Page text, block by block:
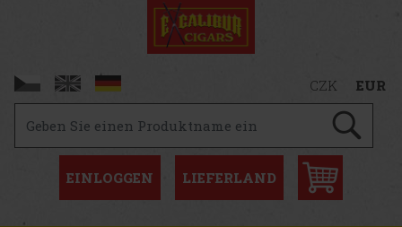
CZK EUR
EINLOGGEN LIEFERLAND